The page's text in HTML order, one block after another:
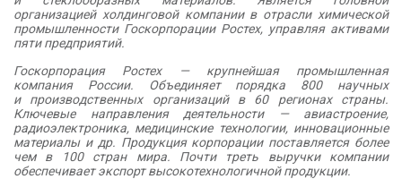
организацией холдинговой компании в отрасли химической
промышленности Госкорпорации Ростех, управляя активами
пяти предприятий.
Госкорпорация Ростех — крупнейшая промышленная
компания России. Объединяет порядка 800 научных
и производственных организаций в 60 регионах страны.
Ключевые направления деятельности — авиастроение,
радиоэлектроника, медицинские технологии, инновационные
материалы и др. Продукция корпорации поставляется более
чем в 100 стран мира. Почти треть выручки компании
обеспечивает экспорт высокотехнологичной продукции.